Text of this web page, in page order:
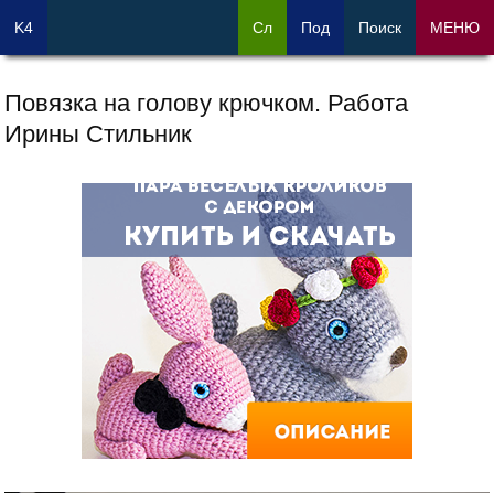
Повязка на голову крючком. Работа
Ирины Стильник
K4 Сл Под Поиск МЕНЮ